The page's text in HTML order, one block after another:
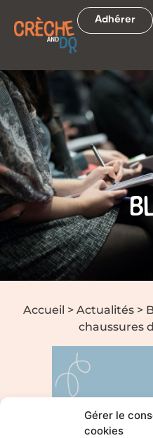
Gérer le
cookies
Adhérer
Accueil > Actualités>
chaussures